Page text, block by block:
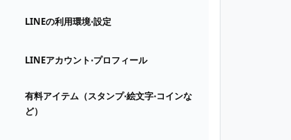
LINEの利用環境⋅設定
LINEアカウント⋅プロフィール
有料アイテム（スタンプ⋅絵文字⋅コインな
ど）